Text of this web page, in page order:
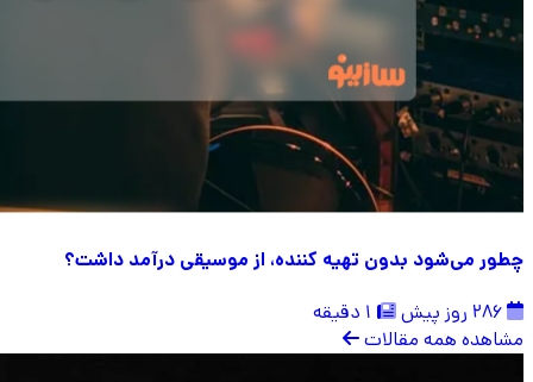
چطور می‌شود بدون تهیه کننده، از موسیقی درآمد داشت؟
مشاهده همه مقالات